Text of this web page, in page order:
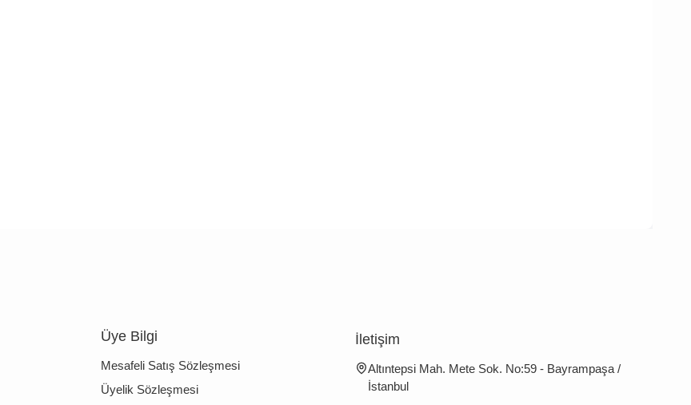
Üye Bilgi
Mesafeli Satış Sözleşmesi
Üyelik Sözleşmesi
İletişim
Altıntepsi Mah. Mete Sok. No:59 - Bayrampaşa /
İstanbul